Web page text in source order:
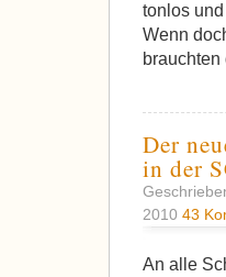
tonlos
Wenn
Der
in der
2010 43
An alle